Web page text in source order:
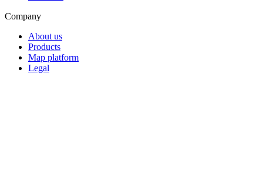
Company
About us
Products
Map platform
Legal